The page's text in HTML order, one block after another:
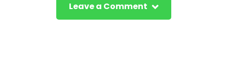
Leave a Comment